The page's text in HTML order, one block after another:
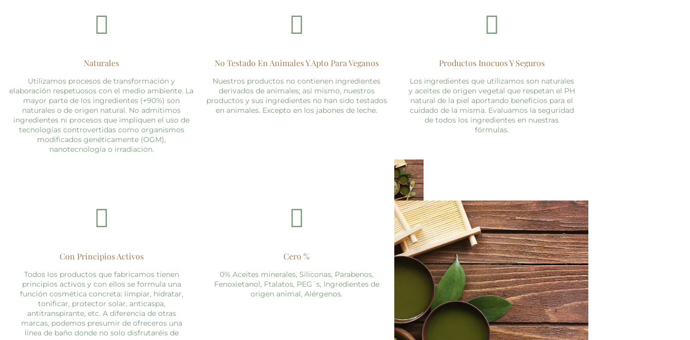
Naturales
Utilizamos procesos de transformación y
elaboración respetuosos con el medio ambiente. La
mayor parte de los ingredientes (+90%) son
naturales o de origen natural. No admitimos
ingredientes ni procesos que impliquen el uso de
tecnologías controvertidas como organismos
modificados genéticamente (OGM),
nanotecnología o irradiación.
No Testado En Animales Y Apto Para Veganos
Nuestros productos no contienen ingredientes
derivados de animales; así mismo, nuestros
productos y sus ingredientes no han sido testados
en animales. Excepto en los jabones de leche.
Productos Inocuos Y Seguros
Los ingredientes que utilizamos son naturales
y aceites de origen vegetal que respetan el PH
natural de la piel aportando beneficios para el
cuidado de la misma. Evaluamos la seguridad
de todos los ingredientes en nuestras
fórmulas.
Con Principios Activos
Todos los productos que fabricamos tienen
principios activos y con ellos se formula una
función cosmética concreta: limpiar, hidratar,
tonificar, protector solar, anticaspa,
antitranspirante, etc. A diferencia de otras
marcas, podemos presumir de ofreceros una
línea de baño donde no solo disfrutaréis de
Cero %
0% Aceites minerales, Siliconas, Parabenos,
Fenoxietanol, Ftalatos, PEG´s, Ingredientes de
origen animal, Alérgenos.